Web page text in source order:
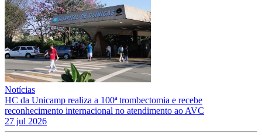
Notícias
HC da Unicamp realiza a 100ª trombectomia e recebe
reconhecimento internacional no atendimento ao AVC
27 jul 2026